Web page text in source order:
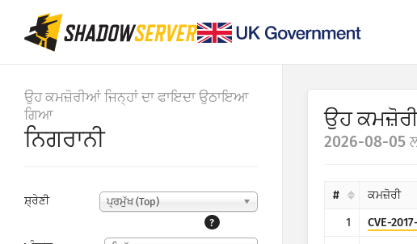
ਉਹ ਕਮਜ਼ੋਰੀਆਂ ਜਿਨ੍ਹਾਂ ਦਾ ਫਾਇਦਾ ਉਠਾਇਆ
ਗਿਆ
ਨਿਗਰਾਨੀ
ਸ਼੍ਰੇਣੀ
ਪ੍ਰਮੁੱਖ (Top)
?
ਉਹ
2026-08-05
# ਕਮਜ਼ੋਰੀ
1